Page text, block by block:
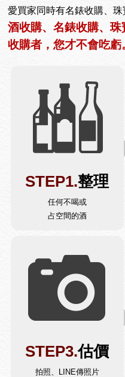
愛買家同時有名錶收購、珠
酒收購、名錶收購、
收購者，您才不會吃虧
STEP1.整理
任何不喝或
占空間的酒
STEP3.估價
拍照、LINE傳照片